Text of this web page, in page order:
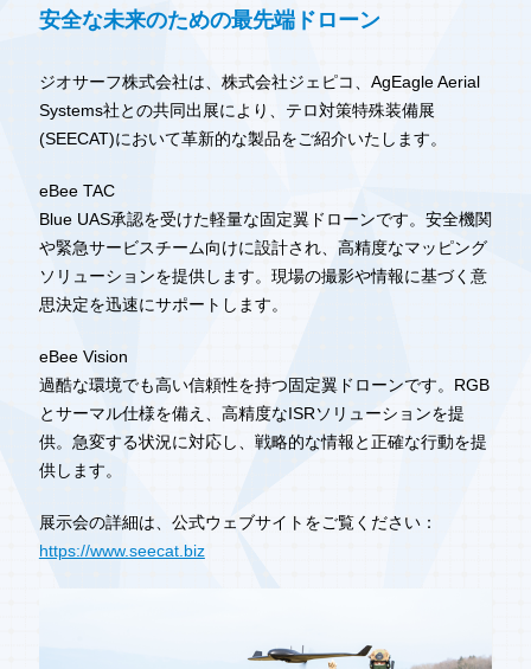
安全な未来のための最先端ドローン
ジオサーフ株式会社は、株式会社ジェピコ、AgEagle Aerial
Systems社との共同出展により、テロ対策特殊装備展
(SEECAT)において革新的な製品をご紹介いたします。
eBee TAC
Blue UAS承認を受けた軽量な固定翼ドローンです。安全機関
や緊急サービスチーム向けに設計され、高精度なマッピング
ソリューションを提供します。現場の撮影や情報に基づく意
思決定を迅速にサポートします。
eBee Vision
過酷な環境でも高い信頼性を持つ固定翼ドローンです。RGB
とサーマル仕様を備え、高精度なISRソリューションを提
供。急変する状況に対応し、戦略的な情報と正確な行動を提
供します。
展示会の詳細は、公式ウェブサイトをご覧ください：
https://www.seecat.biz